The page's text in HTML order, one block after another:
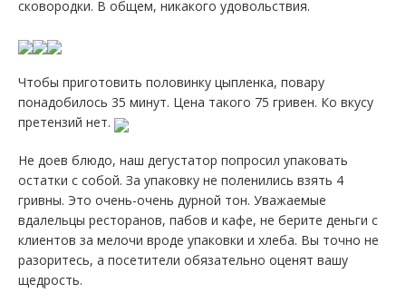
сковородки. В общем, никакого удовольствия.
Чтобы приготовить половинку цыпленка, повару
понадобилось 35 минут. Цена такого 75 гривен. Ко вкусу
претензий нет.
Не доев блюдо, наш дегустатор попросил упаковать
остатки с собой. За упаковку не поленились взять 4
гривны. Это очень-очень дурной тон. Уважаемые
вдалельцы ресторанов, пабов и кафе, не берите деньги с
клиентов за мелочи вроде упаковки и хлеба. Вы точно не
разоритесь, а посетители обязательно оценят вашу
щедрость.